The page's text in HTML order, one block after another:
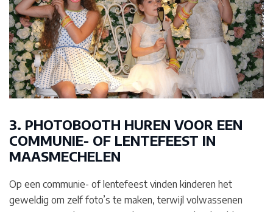
3. PHOTOBOOTH HUREN VOOR EEN
COMMUNIE- OF LENTEFEEST IN
MAASMECHELEN
Op een communie- of lentefeest vinden kinderen het
geweldig om zelf foto’s te maken, terwijl volwassenen